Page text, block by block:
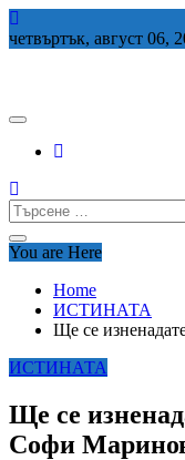
Skip
to
четвъртък, август 06,
Търсене
за:
You are Here
Home
ИСТИНАТА
Ще се
ИСТИНАТА
Ще се
Софи